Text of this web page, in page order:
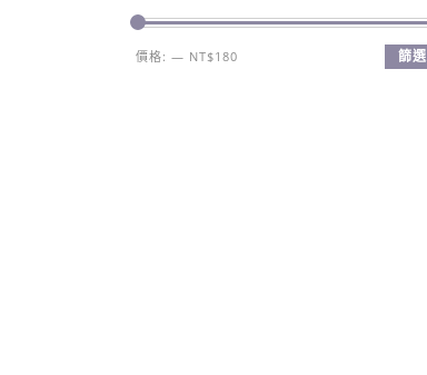
篩選
價格: — NT$180